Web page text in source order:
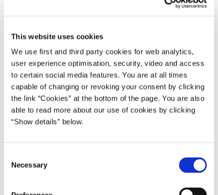
This website uses cookies
We use first and third party cookies for web analytics,
user experience optimisation, security, video and access
to certain social media features. You are at all times
capable of changing or revoking your consent by clicking
the link “Cookies” at the bottom of the page. You are also
able to read more about our use of cookies by clicking
“Show details” below.
Necessary
nogle løsninger, hvor alt ikke behøver at komme ind over en
at løse den her udfordring, vi står overfor. Men vi glæder os til de
videre drøftelser, og jeg synes, det sker i en konstruktiv ånd, og vi
er i hvert fald klar til at bidrage med dét, vi skal.
Statsministeren: Tak for det! Og så er der åben for spørgsmål!
TV2!
Du siger, det er første skridt i en række, sådan når vi ser på selve
institutionen trepart. Første skridt er forhåbentlig mange. Skal det
forstås på den måde, at lykkes denne her øvelse ikke, altså at få